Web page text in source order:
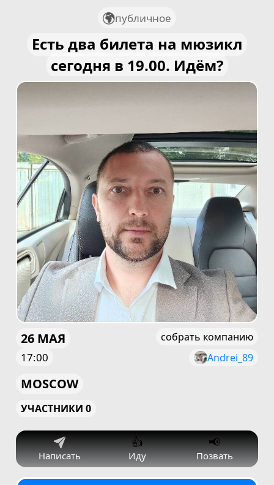
публичное
Есть два билета на мюзикл
сегодня в 19.00. Идём?
26 МАЯ
17:00
собрать компанию
Andrei_89
MOSCOW
УЧАСТНИКИ 0
Написать
👍
Иду
📢
Позвать